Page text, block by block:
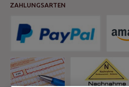
ZAHLUNGSARTEN